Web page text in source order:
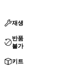
재생
반품
불가
키트